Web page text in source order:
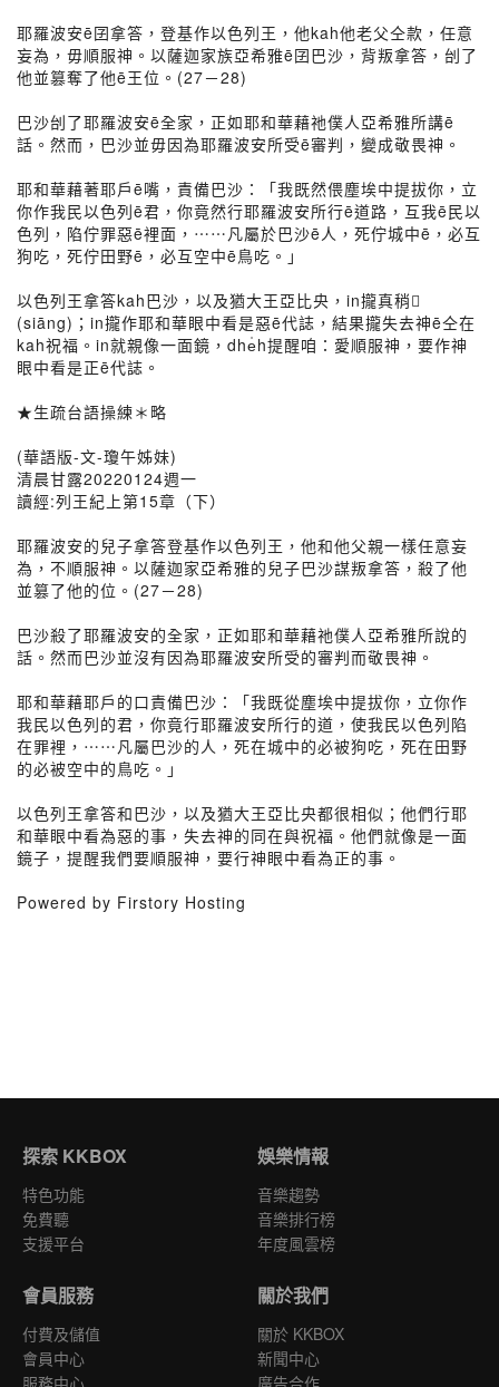
耶羅波安ē囝拿答，登基作以色列王，他kah他老父仝款，任意
妄為，毋順服神。以薩迦家族亞希雅ē囝巴沙，背叛拿答，刣了
他並篡奪了他ē王位。(27－28)
巴沙刣了耶羅波安ē全家，正如耶和華藉祂僕人亞希雅所講ē
話。然而，巴沙並毋因為耶羅波安所受ē審判，變成敬畏神。
耶和華藉著耶戶ē嘴，責備巴沙：「我既然偎塵埃中提拔你，立
你作我民以色列ē君，你竟然行耶羅波安所行ē道路，互我ē民以
色列，陷佇罪惡ē裡面，⋯⋯凡屬於巴沙ē人，死佇城中ē，必互
狗吃，死佇田野ē，必互空中ē鳥吃。」
以色列王拿答kah巴沙，以及猶大王亞比央，in攏真稍𫝛
(siāng)；in攏作耶和華眼中看是惡ē代誌，結果攏失去神ē仝在
kah祝福。in就親像一面鏡，dhe̍h提醒咱：愛順服神，要作神
眼中看是正ē代誌。
★生疏台語操練＊略
(華語版-文-瓊午姊妹)
清晨甘露20220124週一
讀經:列王紀上第15章（下）
耶羅波安的兒子拿答登基作以色列王，他和他父親一樣任意妄
為，不順服神。以薩迦家亞希雅的兒子巴沙謀叛拿答，殺了他
並篡了他的位。(27－28)
巴沙殺了耶羅波安的全家，正如耶和華藉祂僕人亞希雅所說的
話。然而巴沙並沒有因為耶羅波安所受的審判而敬畏神。
耶和華藉耶戶的口責備巴沙：「我既從塵埃中提拔你，立你作
我民以色列的君，你竟行耶羅波安所行的道，使我民以色列陷
在罪裡，⋯⋯凡屬巴沙的人，死在城中的必被狗吃，死在田野
的必被空中的鳥吃。」
以色列王拿答和巴沙，以及猶大王亞比央都很相似；他們行耶
和華眼中看為惡的事，失去神的同在與祝福。他們就像是一面
鏡子，提醒我們要順服神，要行神眼中看為正的事。
Powered by Firstory Hosting
探索 KKBOX
特色功能
免費聽
支援平台
娛樂情報
音樂趨勢
音樂排行榜
年度風雲榜
會員服務
付費及儲值
會員中心
服務中心
關於我們
關於 KKBOX
新聞中心
廣告合作